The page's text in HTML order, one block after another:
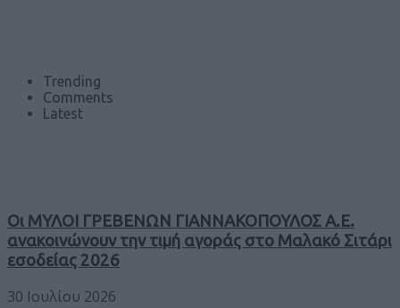
Trending
Comments
Latest
Οι ΜΥΛΟΙ ΓΡΕΒΕΝΩΝ ΓΙΑΝΝΑΚΟΠΟΥΛΟΣ Α.Ε.
ανακοινώνουν την τιμή αγοράς στο Μαλακό Σιτάρι
εσοδείας 2026
30 Ιουλίου 2026